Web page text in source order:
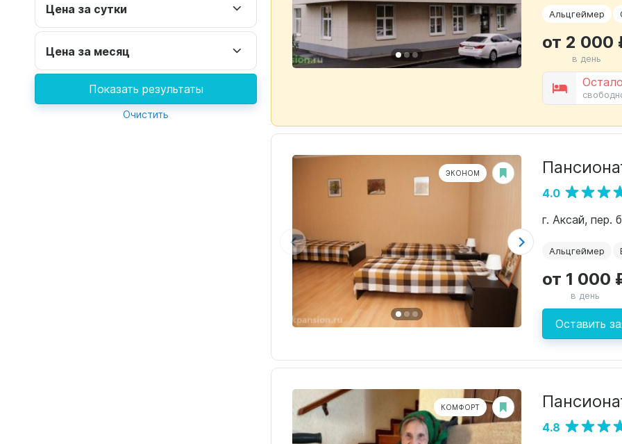
Цена за сутки
Цена за месяц
Показать результаты
Очистить
Альцгеймер
от 2 000
в день
ЭКОНОМ
4.0
г. Аксай, пер.
Альцгеймер
Оставить
от 1 000
в день
КОМФОРТ
4.8